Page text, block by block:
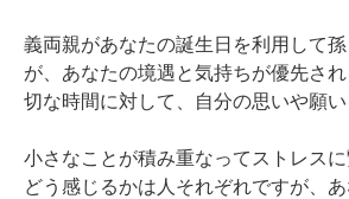
義両親があなたの誕生日を利用して
が、あなたの境遇と気持ちが優先さ
切な時間に対して、自分の思いや願
小さなことが積み重なってストレス
どう感じるかは人それぞれですが、